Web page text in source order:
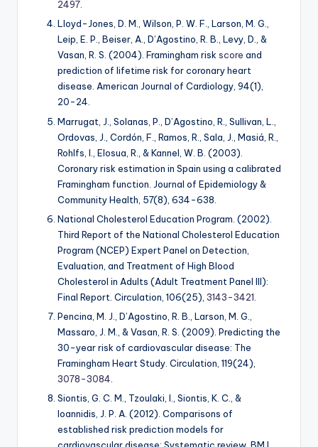
2497.
Lloyd-Jones, D. M., Wilson, P. W. F., Larson, M. G.,
Leip, E. P., Beiser, A., D’Agostino, R. B., Levy, D., &
Vasan, R. S. (2004). Framingham risk score and
prediction of lifetime risk for coronary heart
disease. American Journal of Cardiology, 94(1),
20-24.
Marrugat, J., Solanas, P., D’Agostino, R., Sullivan, L.,
Ordovas, J., Cordón, F., Ramos, R., Sala, J., Masiá, R.,
Rohlfs, I., Elosua, R., & Kannel, W. B. (2003).
Coronary risk estimation in Spain using a calibrated
Framingham function. Journal of Epidemiology &
Community Health, 57(8), 634-638.
National Cholesterol Education Program. (2002).
Third Report of the National Cholesterol Education
Program (NCEP) Expert Panel on Detection,
Evaluation, and Treatment of High Blood
Cholesterol in Adults (Adult Treatment Panel III):
Final Report. Circulation, 106(25), 3143-3421
Pencina, M. J., D’Agostino, R. B., Larson, M. G.,
Massaro, J. M., & Vasan, R. S. (2009). Predicting the
30-year risk of cardiovascular disease: The
Framingham Heart Study. Circulation, 119(24),
3078-3084
Siontis, G. C. M., Tzoulaki, I., Siontis, K. C., &
Ioannidis, J. P. A. (2012). Comparisons of
established risk prediction models for